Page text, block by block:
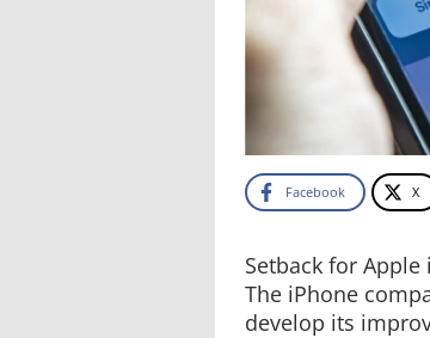
Facebook X
Setback for
The iPhone
develop its